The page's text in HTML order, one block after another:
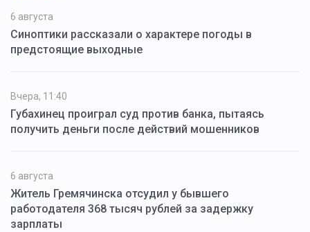
6 августа
Синоптики рассказали о характере погоды в
предстоящие выходные
Вчера, 11:40
Губахинец проиграл суд против банка, пытаясь
получить деньги после действий мошенников
6 августа
Житель Гремячинска отсудил у бывшего
работодателя 368 тысяч рублей за задержку
зарплаты